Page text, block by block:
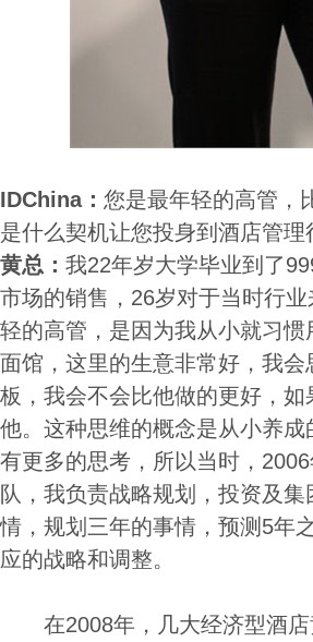
IDChina： 您是最年轻的高管，
是什么契机让您投身到酒店管理
黄总： 我22年岁大学毕业到了
市场的销售，26岁对于当时行
轻的高管，是因为我从小就习
面馆，这里的生意非常好，我
板，我会不会比他做的更好，
他。这种思维的概念是从小养
有更多的思考，所以当时，
队，我负责战略规划，投资及
情，规划三年的事情，预测5年
应的战略和调整。
在2008年，几大经济型酒店